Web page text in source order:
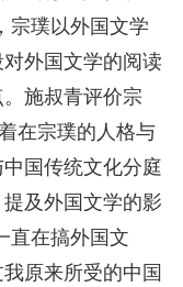
宗璞以外国文学
外国文学的阅读
施叔青评价宗
在宗璞的人格与
国传统文化分庭
及外国文学的影
直在搞外国文
原来所受的中国